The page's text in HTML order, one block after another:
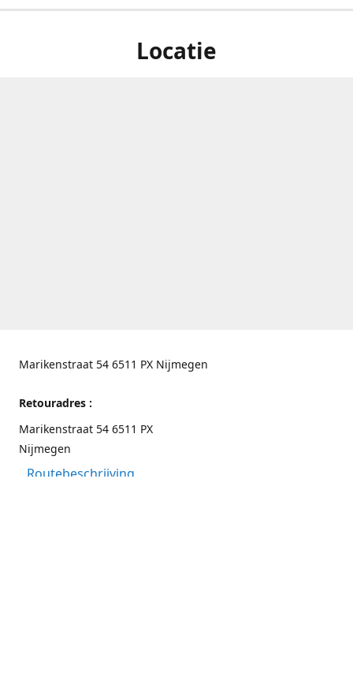
Locatie
Marikenstraat 54 6511 PX Nijmegen
Retouradres :
Marikenstraat 54 6511 PX
Nijmegen
Routebeschrijving